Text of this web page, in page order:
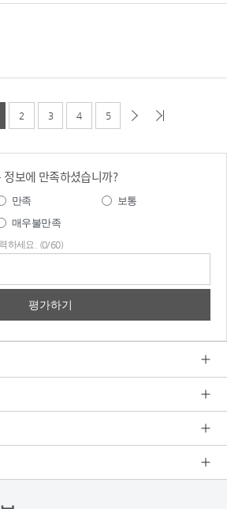
2 3 4 5
보에 만족하셨습니까?
만족
보통
매우불만족
하세요. (0/60)